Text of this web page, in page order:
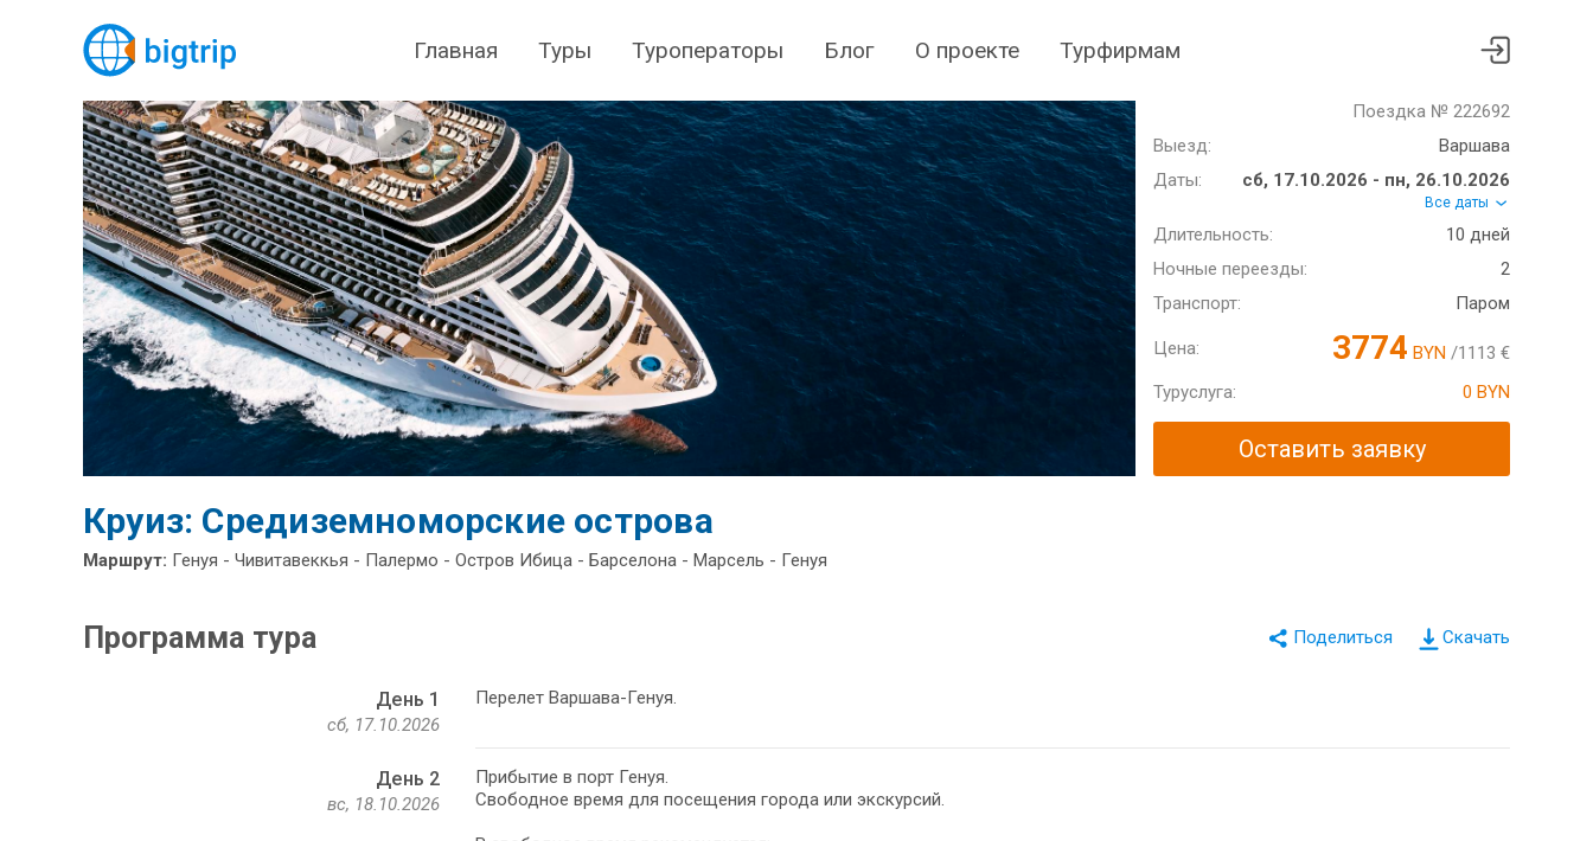
Главная Туры Туроператоры Блог О проекте Турфирмам
Поездка № 222692
Выезд:
Варшава
Даты:
сб, 17.10.2026 - пн, 26.10.2026
Все даты
Длительность:
10 дней
Ночные переезды:
2
Транспорт:
Паром
Цена: 3774 BYN /1113 €
Туруслуга:
0 BYN
Оставить заявку
Круиз: Средиземноморские острова
Маршрут: Генуя - Чивитавеккья - Палермо - Остров Ибица - Барселона - Марсель - Генуя
Скачать
Программа тура
День 1
сб, 17.10.2026
Перелет Варшава-Генуя.
День 2
вс, 18.10.2026
Прибытие в порт Генуя.
Свободное время для посещения города или экскурсий.